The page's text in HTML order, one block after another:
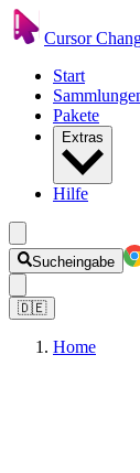
Cursor
Start
Pakete
Extras
Hilfe
Sucheingabe
🇩🇪
Home